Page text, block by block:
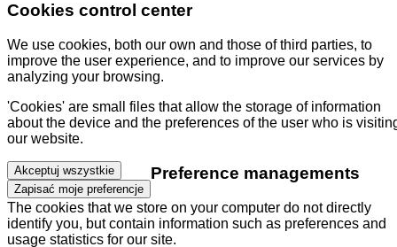
Cookies control center
We use cookies, both our own and those of third parties, to
improve the user experience, and to improve our services by
analyzing your browsing.
'Cookies' are small files that allow the storage of information
about the device and the preferences of the user who is
our website.
Akceptuj wszystkie
Zapisać moje preferencje
Preference managements
The cookies that we store on your computer do not directly
identify you, but contain information such as preferences and
usage statistics for our site.